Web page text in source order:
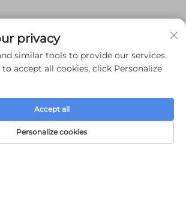
модели LCD 3D
печати
3d Мы стремимся
клиентам услуги печати SLA,
ЭЛЕКТРОННАЯ
privacy
similar tools to provide our services.
accept all cookies, click Personalize
Personalize cookies
Accept all